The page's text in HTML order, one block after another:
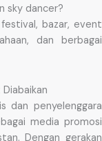
sky dancer?
bazar, event
dan berbagai
dan penyelenggara
media promosi
Dengan gerakan